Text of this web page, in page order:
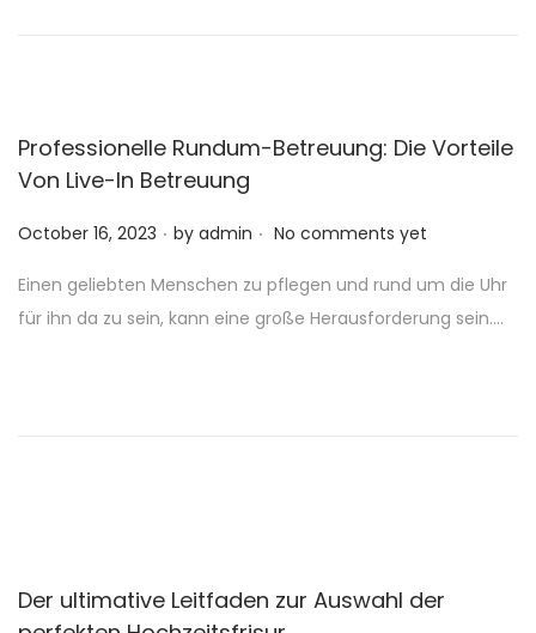
Professionelle Rundum-Betreuung: Die Vorteile
Von Live-In Betreuung
P
s
t
October 16, 2023 . by admin . No comments yet
Einen geliebten Menschen zu pflegen und rund um die Uhr
für ihn da zu sein, kann eine große Herausforderung sein….
Der ultimative Leitfaden zur Auswahl der